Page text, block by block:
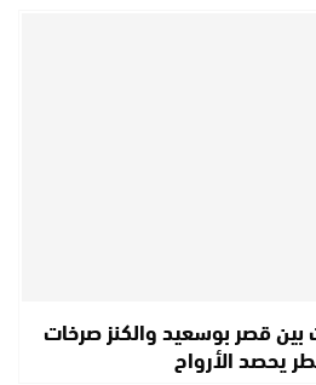
بين قصر بوسعيد والكنز صرخات
يحصد الأرواح